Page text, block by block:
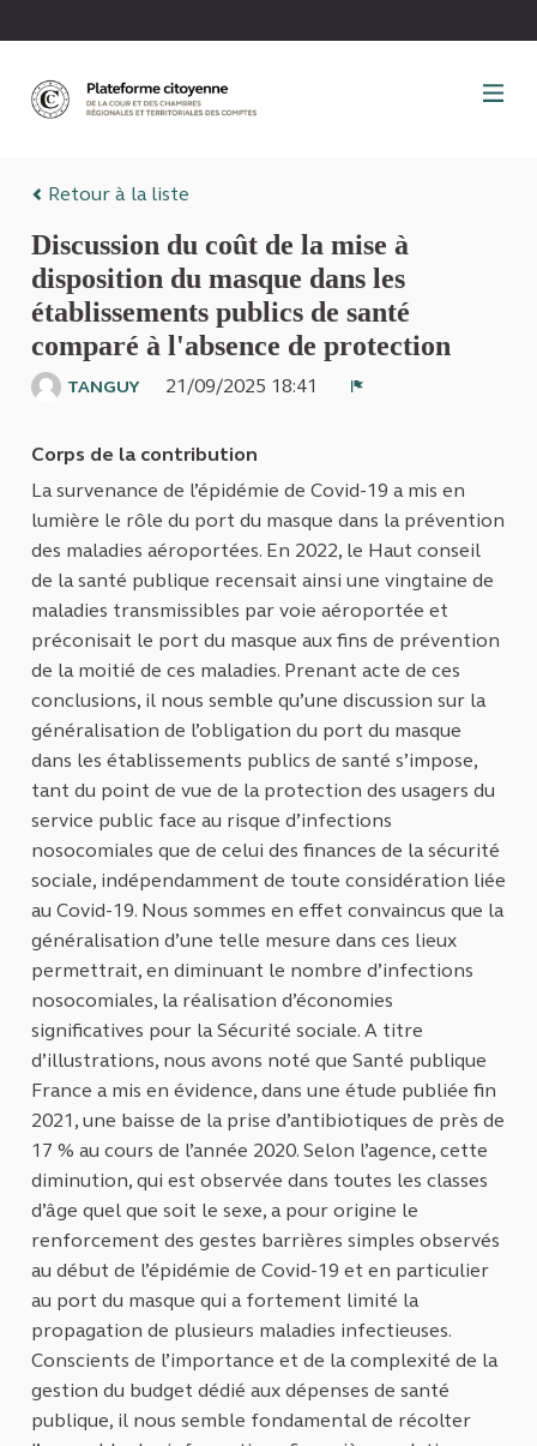
Retour à la liste
Discussion du coût de la mise à
disposition du masque dans les
établissements publics de santé
comparé à l'absence de protection
TANGUY
21/09/2025 18:41
Corps de la contribution
La survenance de l’épidémie de Covid-19 a mis en
lumière le rôle du port du masque dans la prévention
des maladies aéroportées. En 2022, le Haut conseil
de la santé publique recensait ainsi une vingtaine de
maladies transmissibles par voie aéroportée et
préconisait le port du masque aux fins de prévention
de la moitié de ces maladies. Prenant acte de ces
conclusions, il nous semble qu’une discussion sur la
généralisation de l’obligation du port du masque
dans les établissements publics de santé s’impose,
tant du point de vue de la protection des usagers du
service public face au risque d’infections
nosocomiales que de celui des finances de la sécurité
sociale, indépendamment de toute considération liée
au Covid-19. Nous sommes en effet convaincus que la
généralisation d’une telle mesure dans ces lieux
permettrait, en diminuant le nombre d’infections
nosocomiales, la réalisation d’économies
significatives pour la Sécurité sociale. A titre
d’illustrations, nous avons noté que Santé publique
France a mis en évidence, dans une étude publiée fin
2021, une baisse de la prise d’antibiotiques de près de
17 % au cours de l’année 2020. Selon l’agence, cette
diminution, qui est observée dans toutes les classes
d’âge quel que soit le sexe, a pour origine le
renforcement des gestes barrières simples observés
au début de l’épidémie de Covid-19 et en particulier
au port du masque qui a fortement limité la
propagation de plusieurs maladies infectieuses.
Conscients de l’importance et de la complexité de la
gestion du budget dédié aux dépenses de santé
publique, il nous semble fondamental de récolter